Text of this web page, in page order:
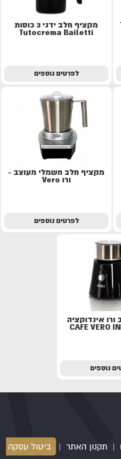
מקציף חלב ידני 3 כוסות
Tutocrema Bailetti
לפרטים נוספים
מקציף חלב חשמלי מעוצב -
ורו Vero
לפרטים נוספים
אינדוקציה
CAFE VERO
נוספים
| תקנון האתר | ביטול עסקה